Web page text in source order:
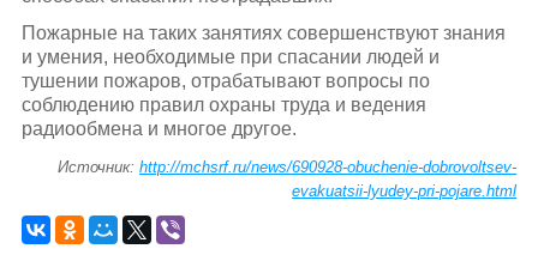
Пожарные на таких занятиях совершенствуют знания
и умения, необходимые при спасании людей и
тушении пожаров, отрабатывают вопросы по
соблюдению правил охраны труда и ведения
радиообмена и многое другое.
Источник:http://mchsrf.ru/news/690928-obuchenie-dobrovoltsev-
evakuatsii-lyudey-pri-pojare.html